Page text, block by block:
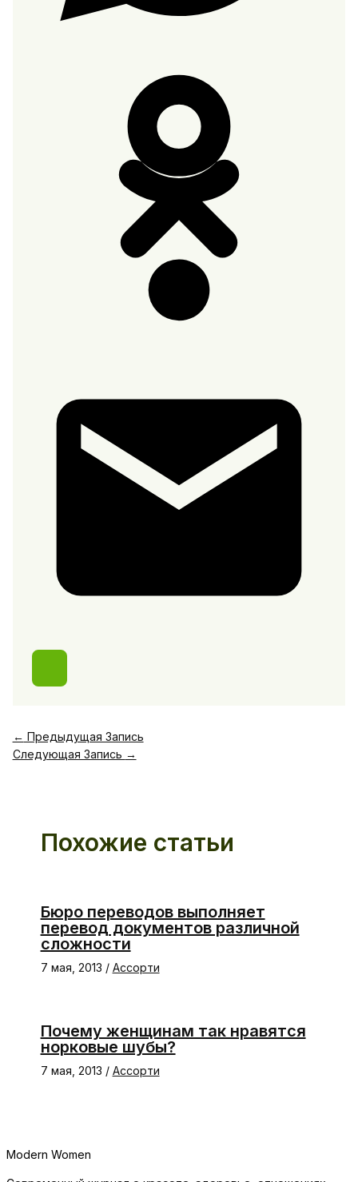
← Предыдущая Запись
Следующая Запись →
Похожие статьи
Бюро переводов выполняет
перевод документов различной
сложности
7 мая, 2013 / Ассорти
Почему женщинам так нравятся
норковые шубы?
7 мая, 2013 / Ассорти
Modern Women